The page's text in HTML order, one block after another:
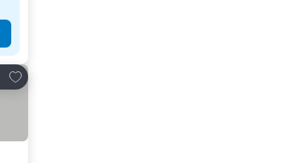
Lägg till i Mina Favoriter